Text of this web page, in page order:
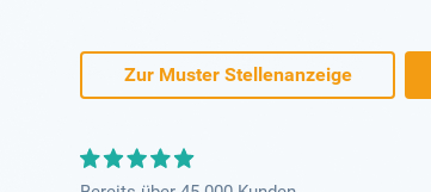
Zur Muster Stellenanzeige